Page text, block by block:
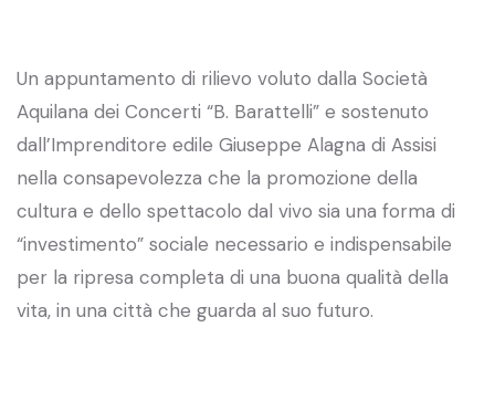
Un appuntamento di rilievo voluto dalla Società
Aquilana dei Concerti “B. Barattelli” e sostenuto
dall’Imprenditore edile Giuseppe Alagna di Assisi
nella consapevolezza che la promozione della
cultura e dello spettacolo dal vivo sia una forma di
“investimento” sociale necessario e indispensabile
per la ripresa completa di una buona qualità della
vita, in una città che guarda al suo futuro.